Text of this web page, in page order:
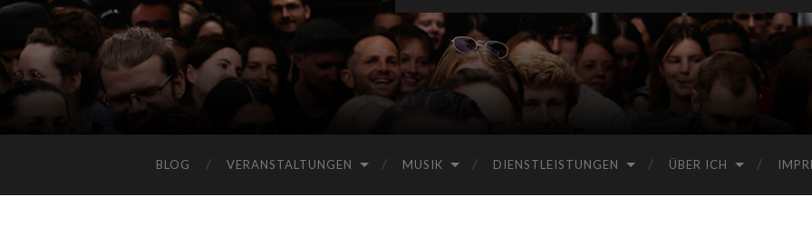
BLOG VERANSTALTUNGEN MUSIK DIENSTLEISTUNGEN ÜBER ICH